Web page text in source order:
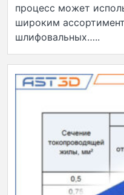
процесс может
широким
шлифовальных…..